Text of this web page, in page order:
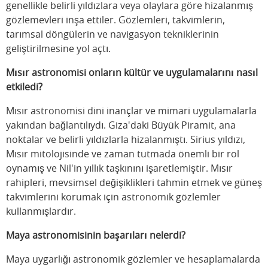
genellikle belirli yıldızlara veya olaylara göre hizalanmış
gözlemevleri inşa ettiler. Gözlemleri, takvimlerin,
tarımsal döngülerin ve navigasyon tekniklerinin
geliştirilmesine yol açtı.
Mısır astronomisi onların kültür ve uygulamalarını nasıl
etkiledi?
Mısır astronomisi dini inançlar ve mimari uygulamalarla
yakından bağlantılıydı. Giza'daki Büyük Piramit, ana
noktalar ve belirli yıldızlarla hizalanmıştı. Sirius yıldızı,
Mısır mitolojisinde ve zaman tutmada önemli bir rol
oynamış ve Nil'in yıllık taşkınını işaretlemiştir. Mısır
rahipleri, mevsimsel değişiklikleri tahmin etmek ve güneş
takvimlerini korumak için astronomik gözlemler
kullanmışlardır.
Maya astronomisinin başarıları nelerdi?
Maya uygarlığı astronomik gözlemler ve hesaplamalarda